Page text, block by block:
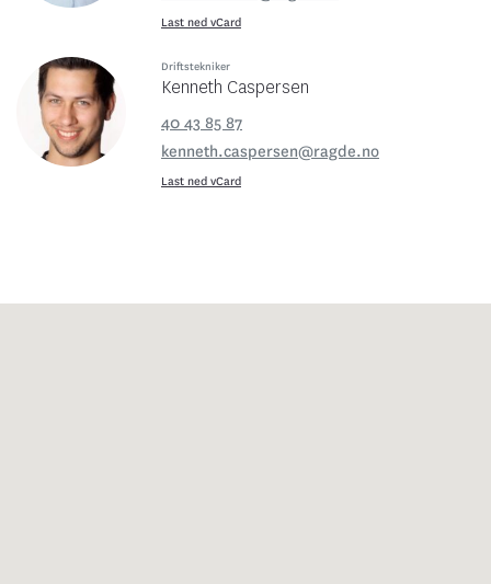
Last ned vCard
Driftstekniker
Kenneth Caspersen
40 43 85 87
kenneth.caspersen@ragde.no
Last ned vCard